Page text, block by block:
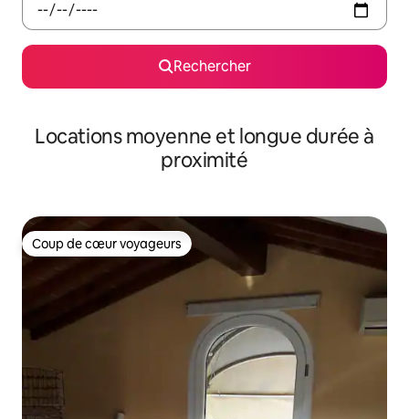
Rechercher
Locations moyenne et longue durée à
proximité
Coup de cœur voyageurs
Coup de cœur voyageurs